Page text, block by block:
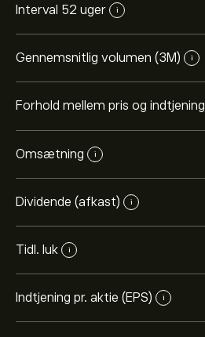
Interval 52 uger i
Gennemsnitlig volumen (3M) i
Forhold mellem pris og indtjening
Omsætning i
Dividende (afkast) i
Tidl. luk i
Indtjening pr. aktie (EPS) i